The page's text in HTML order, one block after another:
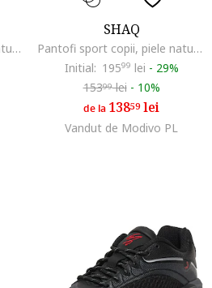
Pantofi sport copii, piele naturala, multicolor, confortabili
SHAQ
Pantofi sport copii, piele naturala, multicolor, pentru baieti, set de adidasi
Initial: 19599 lei - 29%
15399lei - 10%
de la 13859lei
Vandut de Modivo PL